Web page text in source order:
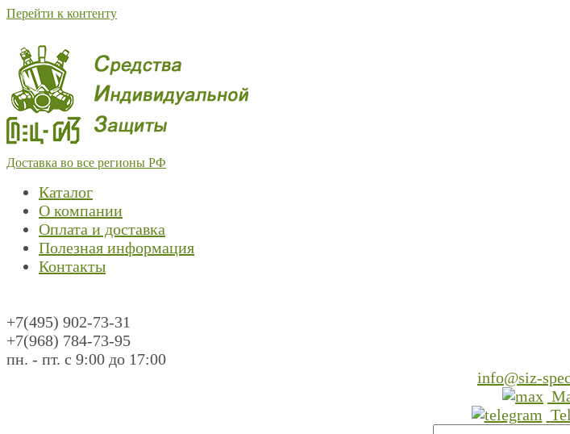
Перейти к контенту
Доставка во все регионы РФ
Каталог
О компании
Оплата и доставка
Полезная информация
Контакты
+7(495) 902-73-31
+7(968) 784-73-95
пн. - пт. с 9:00 до 17:00
info@siz-